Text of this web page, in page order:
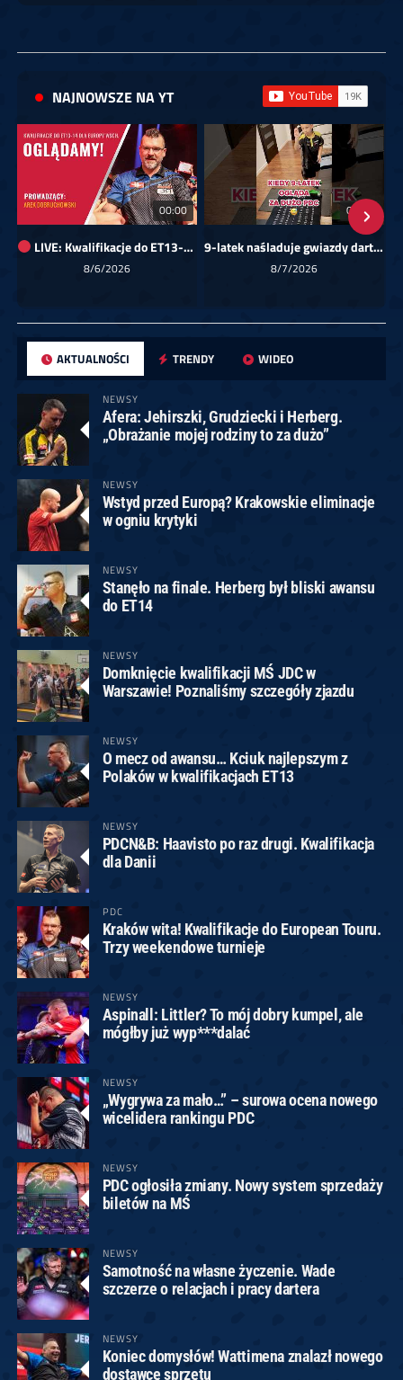
NAJNOWSZE NA YT
00:00
LIVE: Kwalifikacje do ET13-14 dla Europy Wschodniej
8/6/2026
01:08
9-latek naśladuje gwiazdy darta!
8/7/2026
AKTUALNOŚCI TRENDY WIDEO
NEWSY
Afera: Jehirszki, Grudziecki i Herberg.
„Obrażanie mojej rodziny to za dużo”
NEWSY
Wstyd przed Europą? Krakowskie eliminacje
w ogniu krytyki
NEWSY
Stanęło na finale. Herberg był bliski awansu
do ET14
NEWSY
Domknięcie kwalifikacji MŚ JDC w
Warszawie! Poznaliśmy szczegóły zjazdu
NEWSY
O mecz od awansu… Kciuk najlepszym z
Polaków w kwalifikacjach ET13
NEWSY
PDCN&B: Haavisto po raz drugi. Kwalifikacja
dla Danii
PDC
Kraków wita! Kwalifikacje do European Touru.
Trzy weekendowe turnieje
NEWSY
Aspinall: Littler? To mój dobry kumpel, ale
mógłby już wyp***dalać
NEWSY
„Wygrywa za mało…” – surowa ocena nowego
wicelidera rankingu PDC
NEWSY
PDC ogłosiła zmiany. Nowy system sprzedaży
biletów na MŚ
NEWSY
Samotność na własne życzenie. Wade
szczerze o relacjach i pracy dartera
NEWSY
Koniec domysłów! Wattimena znalazł nowego
dostawcę sprzętu